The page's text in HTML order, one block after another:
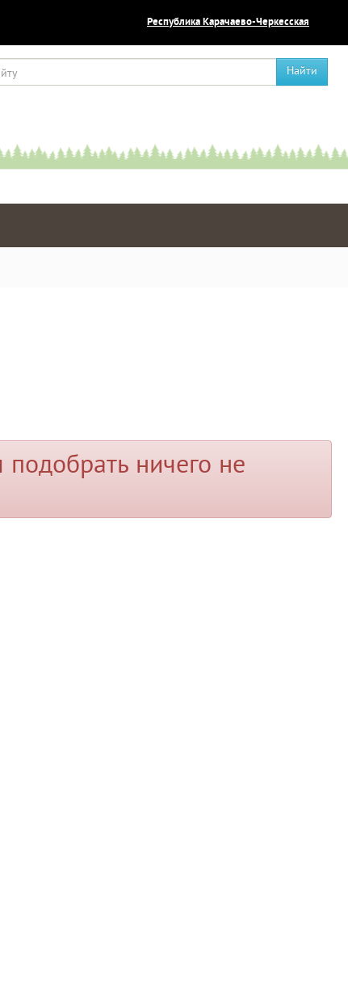
Республика Карачаево-Черкесская
Найти
ничего не